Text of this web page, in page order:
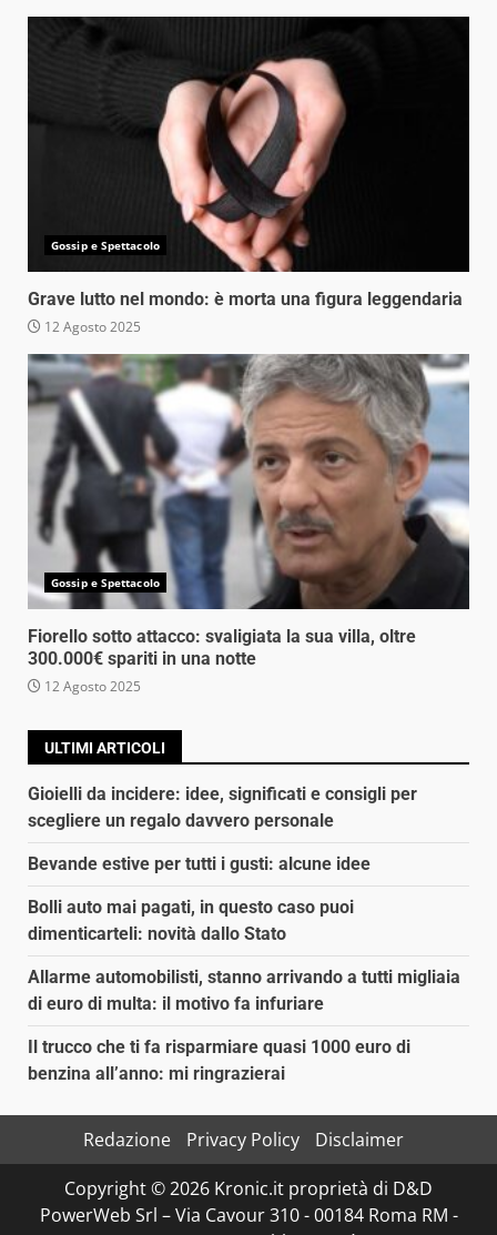
Gossip e Spettacolo
Grave lutto nel mondo: è morta una figura leggendaria
12 Agosto 2025
Gossip e Spettacolo
Fiorello sotto attacco: svaligiata la sua villa, oltre
300.000€ spariti in una notte
12 Agosto 2025
ULTIMI ARTICOLI
Gioielli da incidere: idee, significati e consigli per
scegliere un regalo davvero personale
Bevande estive per tutti i gusti: alcune idee
Bolli auto mai pagati, in questo caso puoi
dimenticarteli: novità dallo Stato
Allarme automobilisti, stanno arrivando a tutti migliaia
di euro di multa: il motivo fa infuriare
Il trucco che ti fa risparmiare quasi 1000 euro di
benzina all’anno: mi ringrazierai
Redazione Privacy Policy
Disclaimer
Copyright © 2026 Kronic.it proprietà di D&D
PowerWeb Srl – Via Cavour 310 - 00184 Roma RM -